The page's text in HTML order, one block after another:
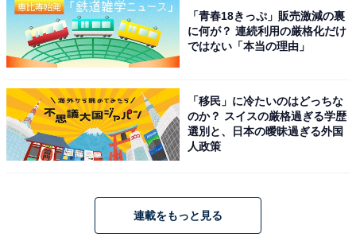
「青春18きっぷ」販売激減の裏
に何が？ 連続利用の厳格化だけ
ではない「本当の理由」
「移民」に冷たいのはどっちな
のか？ スイスの厳格過ぎる学歴
選別と、日本の曖昧過ぎる外国
人政策
連載をもっと見る